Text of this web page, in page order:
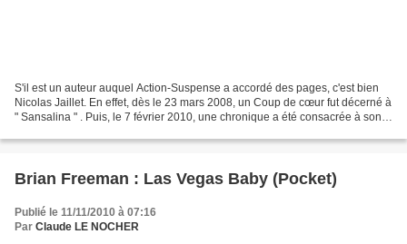
S'il est un auteur auquel Action-Suspense a accordé des pages, c'est bien
Nicolas Jaillet. En effet, dès le 23 mars 2008, un Coup de cœur fut décerné à
" Sansalina " . Puis, le 7 février 2010, une chronique a été consacrée à son
Brian Freeman : Las Vegas Baby (Pocket)
Publié le 11/11/2010 à 07:16
Par Claude LE NOCHER